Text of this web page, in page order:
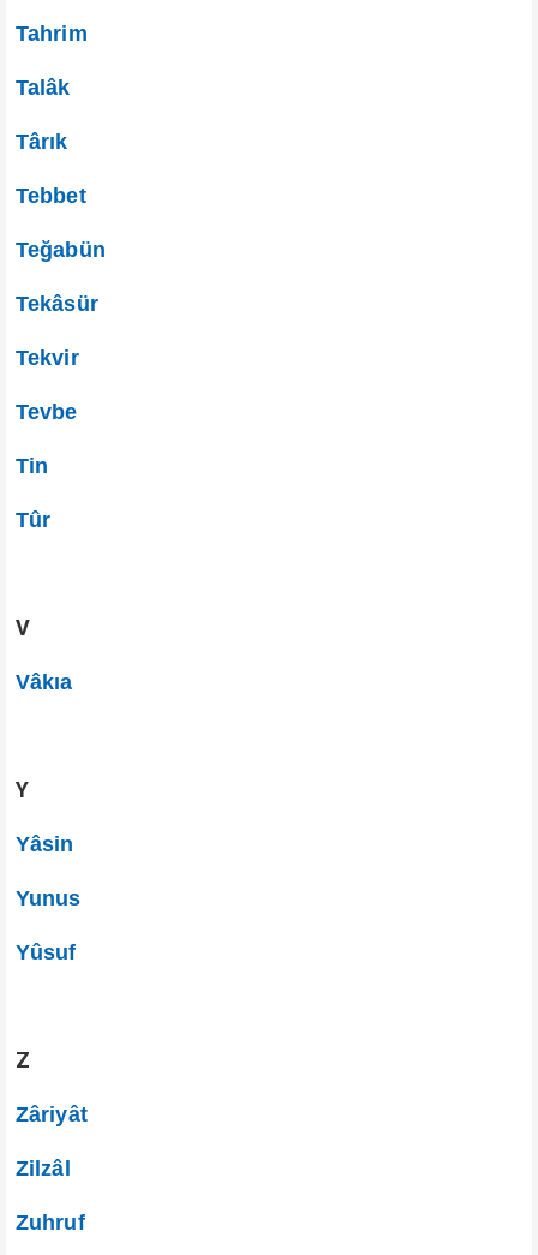
Tahrim
Talâk
Târık
Tebbet
Teğabün
Tekâsür
Tekvir
Tevbe
Tin
Tûr
V
Vâkıa
Y
Yâsin
Yunus
Yûsuf
Z
Zâriyât
Zilzâl
Zuhruf